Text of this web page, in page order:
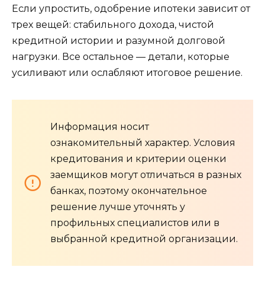
Если упростить, одобрение ипотеки зависит от
трех вещей: стабильного дохода, чистой
кредитной истории и разумной долговой
нагрузки. Все остальное — детали, которые
усиливают или ослабляют итоговое решение.
Информация носит
ознакомительный характер. Условия
кредитования и критерии оценки
заемщиков могут отличаться в разных
банках, поэтому окончательное
решение лучше уточнять у
профильных специалистов или в
выбранной кредитной организации.